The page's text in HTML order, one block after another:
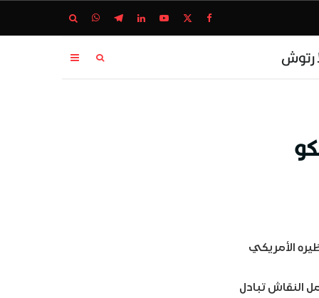
رتوش
الأمريكي
النقاش تبادل